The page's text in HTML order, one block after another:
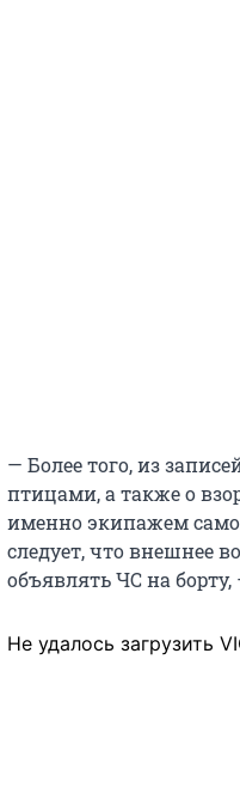
— Более того, из
птицами, а также о
именно экипажем
следует, что внешнее
объявлять ЧС на
Не удалось загрузить